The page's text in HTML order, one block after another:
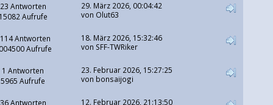
23 Antworten
Aufrufe
29. März 2026, 00:04:42
von Olut63
Antworten
Aufrufe
18. März 2026, 15:32:46
von SFF-TWRiker
1 Antworten
5965 Aufrufe
23. Februar 2026, 15:27:25
von bonsaijogi
36 Antworten
12. Februar 2026, 21:13:50